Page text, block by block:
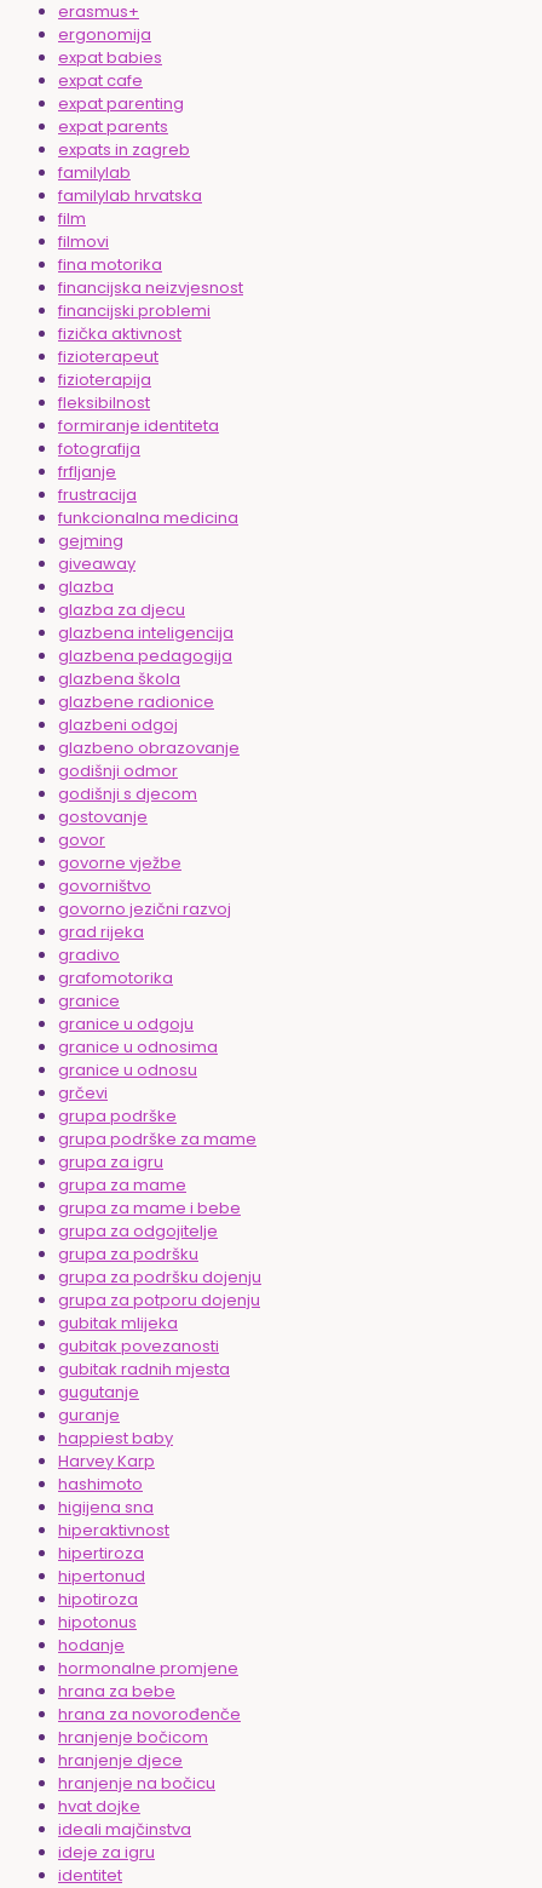
erasmus+
ergonomija
expat babies
expat cafe
expat parenting
expat parents
expats in zagreb
familylab
familylab hrvatska
film
filmovi
fina motorika
financijska neizvjesnost
financijski problemi
fizička aktivnost
fizioterapeut
fizioterapija
fleksibilnost
formiranje identiteta
fotografija
frfljanje
frustracija
funkcionalna medicina
gejming
giveaway
glazba
glazba za djecu
glazbena inteligencija
glazbena pedagogija
glazbena škola
glazbene radionice
glazbeni odgoj
glazbeno obrazovanje
godišnji odmor
godišnji s djecom
gostovanje
govor
govorne vježbe
govorništvo
govorno jezični razvoj
grad rijeka
gradivo
grafomotorika
granice
granice u odgoju
granice u odnosima
granice u odnosu
grčevi
grupa podrške
grupa podrške za mame
grupa za igru
grupa za mame
grupa za mame i bebe
grupa za odgojitelje
grupa za podršku
grupa za podršku dojenju
grupa za potporu dojenju
gubitak mlijeka
gubitak povezanosti
gubitak radnih mjesta
gugutanje
guranje
happiest baby
Harvey Karp
hashimoto
higijena sna
hiperaktivnost
hipertiroza
hipertonud
hipotiroza
hipotonus
hodanje
hormonalne promjene
hrana za bebe
hrana za novorođenče
hranjenje bočicom
hranjenje djece
hranjenje na bočicu
hvat dojke
ideali majčinstva
ideje za igru
identitet